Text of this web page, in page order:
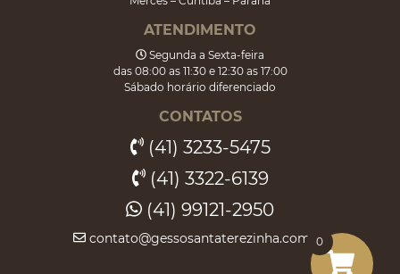
ATENDIMENTO
Segunda a Sexta-feira
das 08:00 as 11:30 e 12:30 as 17:00
Sábado horário diferenciado
CONTATOS
(41) 3233-5475
(41) 3322-6139
(41) 99121-2950
contato@gessosantaterezinha.com.br
0